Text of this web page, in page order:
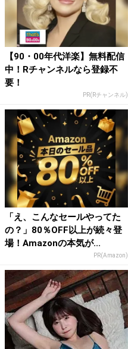
【90・00年代洋楽】無料配信
中！Rチャンネルなら登録不
要！
PR(Rチャンネル)
「え、こんなセールやってた
の？」80％OFF以上が続々登
場！Amazonの本気が...
PR(Amazon)